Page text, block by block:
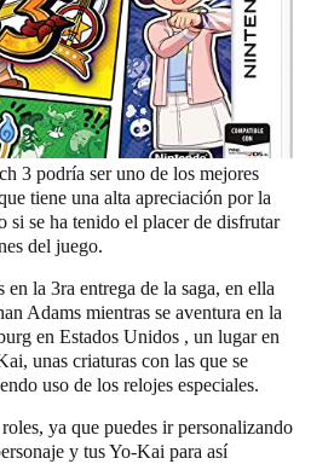
3 podría ser uno de los mejores
tiene una alta apreciación por la
si se ha tenido el placer de disfrutar
del juego.
la 3ra entrega de la saga, en ella
Adams mientras se aventura en la
en Estados Unidos , un lugar en
unas criaturas con las que se
uso de los relojes especiales.
ya que puedes ir personalizando
y tus Yo-Kai para así